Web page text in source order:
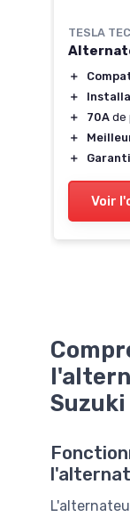
TESLA
＋
＋
＋
70A de
＋
＋
Voir